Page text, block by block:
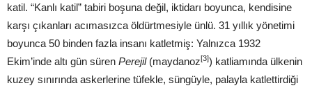
katil. “Kanlı katil” tabiri boşuna değil, iktidarı boyunca, kendisine
karşı çıkanları acımasızca öldürtmesiyle ünlü. 31 yıllık yönetimi
boyunca 50 binden fazla insanı katletmiş: Yalnızca 1932
Ekim’inde altı gün süren Perejil (maydanoz[3]) katliamında ülkenin
kuzey sınırında askerlerine tüfekle, süngüyle, palayla katlettirdiği